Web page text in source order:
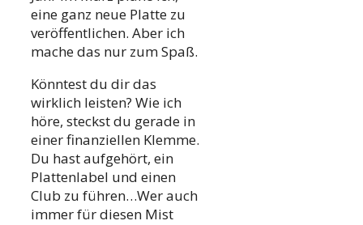
eine ganz neue Platte zu
veröffentlichen. Aber ich
mache das nur zum Spaß.
Könntest du dir das
wirklich leisten? Wie ich
höre, steckst du gerade in
einer finanziellen Klemme.
Du hast aufgehört, ein
Plattenlabel und einen
Club zu führen…Wer auch
immer für diesen Mist